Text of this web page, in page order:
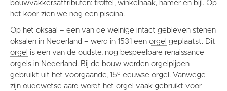
bouwvakkersattributen: troffel, winkelhaak, hamer en bijl. Op
het koor zien we nog een piscina.
Op het oksaal – een van de weinige intact gebleven stenen
oksalen in Nederland – werd in 1531 een orgel geplaatst. Dit
orgel is een van de oudste, nog bespeelbare renaissance
orgels in Nederland. Bij de bouw werden orgelpijpen
gebruikt uit het voorgaande, 15e eeuwse orgel . Vanwege
zijn oudewetse aard wordt het orgel vaak gebruikt voor